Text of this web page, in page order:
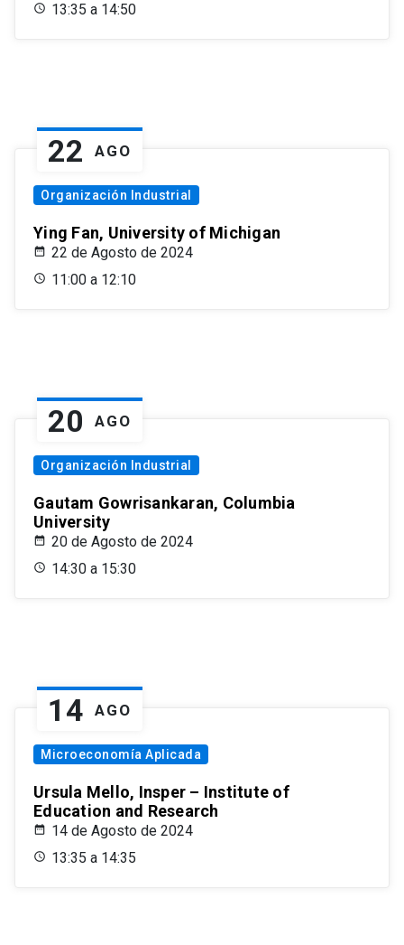
13:35 a 14:50
22 AGO
Organización Industrial
Ying Fan, University of Michigan
22 de Agosto de 2024
11:00 a 12:10
20 AGO
Organización Industrial
Gautam Gowrisankaran, Columbia
University
20 de Agosto de 2024
14:30 a 15:30
14 AGO
Microeconomía Aplicada
Ursula Mello, Insper – Institute of
Education and Research
14 de Agosto de 2024
13:35 a 14:35